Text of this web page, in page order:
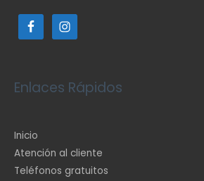
Enlaces Rápidos
Inicio
Atención al cliente
Teléfonos gratuitos